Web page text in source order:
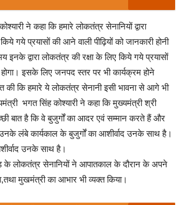
ने कहा कि हमारे लोकतंत्र सेनानियों द्वारा
गये प्रयासों की आने वाली पीढ़ियों को जानकारी होनी
द्वारा लोकतंत्र की रक्षा के लिए किये गये प्रयासों
इसके लिए जनपद स्तर पर भी कार्यक्रम होने
की कि हमारे ये लोकतंत्र सेनानी इसी भावना से आगे भी
भगत सिंह कोश्यारी ने कहा कि मुख्यमंत्री श्री
बात है कि वे बुजुर्गों का आदर एवं सम्मान करते हैं और
लंबे कार्यकाल के बुजुर्गों का आशीर्वाद उनके साथ है।
उनके साथ है।
के लोकतंत्र सेनानियों ने आपातकाल के दौरान के अपने
मुखमंत्री का आभार भी व्यक्त किया।